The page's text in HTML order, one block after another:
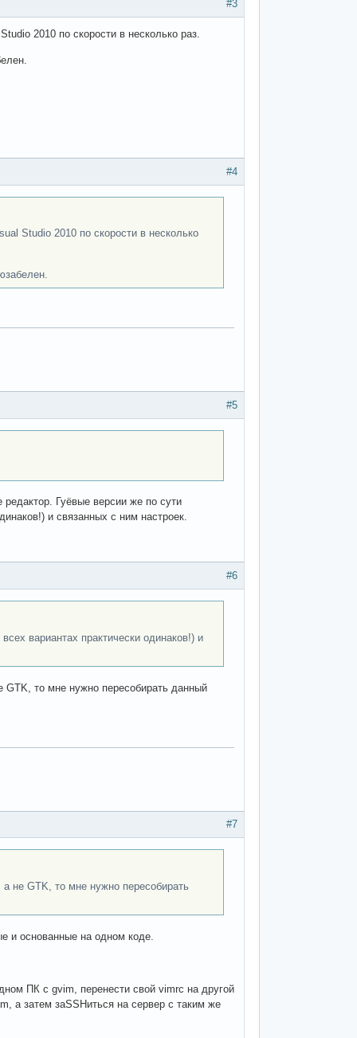
#3
2010 по скорости в несколько раз.
#4
Studio 2010 по скорости в несколько
#5
Гуёвые версии же по сути
и связанных с ним настроек.
#6
вариантах практически одинаков!) и
то мне нужно пересобирать данный
#7
не GTK, то мне нужно пересобирать
и основанные на одном коде.
ПК с gvim, перенести свой vimrc на другой
а затем заSSHиться на сервер с таким же